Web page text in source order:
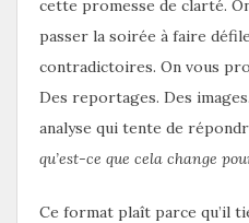
cette promesse de clarté.
passer la soirée à faire
contradictoires. On vous
Des reportages. Des
analyse qui tente de
qu’est-ce que cela change
Ce format plaît parce qu’il